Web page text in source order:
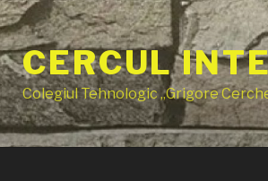
CERCUL
Colegiul Tehnologic „Grigore